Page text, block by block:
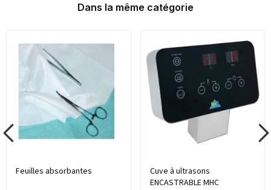
Dans la même catégorie
Feuilles absorbantes
Cuve à ultrasons
ENCASTRABLE MHC